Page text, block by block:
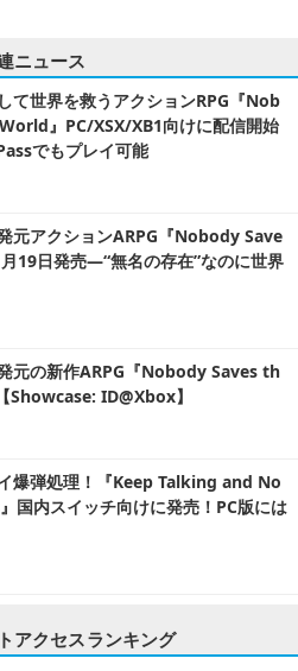
ニュース
て世界を救うアクションRPG『Nob
』PC/XSX/XB1向けに配信開始
でもプレイ可能
元アクションARPG『Nobody Save
19日発売―“無名の存在”なのに世界
元の新作ARPG『Nobody Saves th
ID@Xbox】
爆弾処理！『Keep Talking and No
国内スイッチ向けに発売！PC版には
アクセスランキング